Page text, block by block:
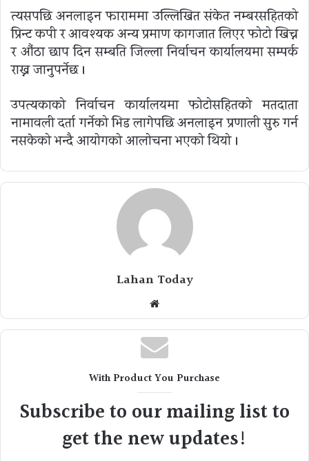
त्यसपछि अनलाइन फाराममा उल्लिखित संकेत नम्बरसहितको
प्रिन्ट कपी र आवश्यक अन्य प्रमाण कागजात लिएर फोटो खिच्न
र औंठा छाप दिन सम्बन्धित जिल्ला निर्वाचन कार्यालयमा सम्पर्क
राख्न जानुपर्नेछ ।
उपत्यकाको निर्वाचन कार्यालयमा फोटोसहितको मतदाता
नामावली दर्ता गर्नेको भिड लागेपछि अनलाइन प्रणाली सुरु गर्न
नसकेको भन्दै आयोगको आलोचना भएको थियो ।
Lahan Today
Website
With Product You Purchase
Subscribe to our mailing list to
get the new updates!